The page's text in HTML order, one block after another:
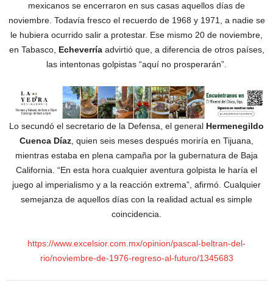
mexicanos se encerraron en sus casas aquellos días de
noviembre. Todavía fresco el recuerdo de 1968 y 1971, a nadie se
le hubiera ocurrido salir a protestar. Ese mismo 20 de noviembre,
en Tabasco, Echeverríaadvirtió que, a diferencia de otros países,
las intentonas golpistas “aquí no prosperarán”.
Lo secundó el secretario de la Defensa, el general Hermenegildo
Cuenca Díaz , quien seis meses después moriría en Tijuana,
mientras estaba en plena campaña por la gubernatura de Baja
California. “En esta hora cualquier aventura golpista le haría el
juego al imperialismo y a la reacción extrema”, afirmó. Cualquier
semejanza de aquellos días con la realidad actual es simple
coincidencia.
https://www.excelsior.com.mx/opinion/pascal-beltran-del-
rio/noviembre-de-1976-regreso-al-futuro/1345683